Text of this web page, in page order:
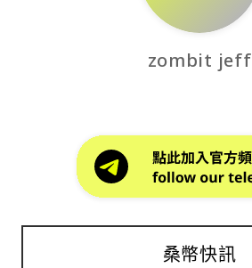
zombit jeff
桑幣快訊